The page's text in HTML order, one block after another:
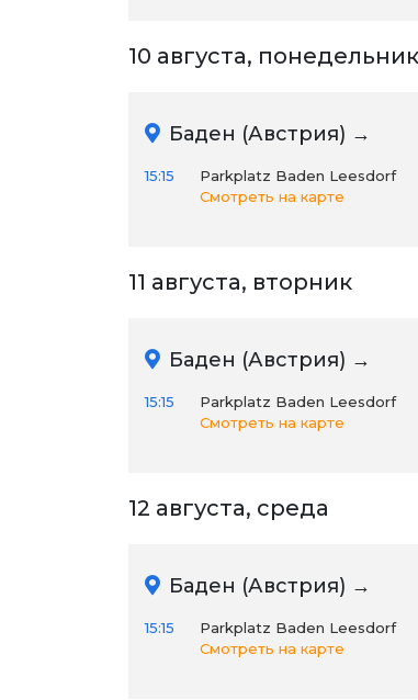
10 августа, понедельник
Баден (Австрия) →
15:15
Parkplatz Baden Leesdorf
Смотреть на карте
11 августа, вторник
Баден (Австрия) →
15:15
Parkplatz Baden Leesdorf
Смотреть на карте
12 августа, среда
Баден (Австрия) →
15:15
Parkplatz Baden Leesdorf
Смотреть на карте